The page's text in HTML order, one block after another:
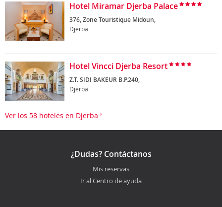
Hotel Miramar Djerba Palace
376, Zone Touristique Midoun,
Djerba
Hotel Vincci Djerba Resort
Z.T. SIDI BAKEUR B.P.240,
Djerba
Ver los 58 hoteles en Djerba
¿Dudas? Contáctanos
Mis reservas
Ir al Centro de ayuda